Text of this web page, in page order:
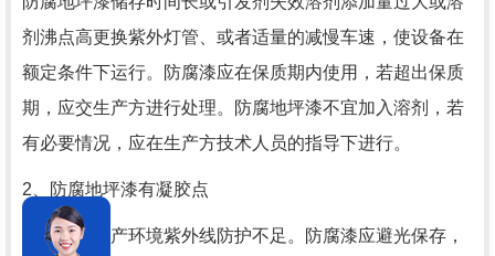
剂沸点高更换紫外灯管、或者适量的减慢车速，使设备在
额定条件下运行。防腐漆应在保质期内使用，若超出保质
期，应交生产方进行处理。防腐地坪漆不宜加入溶剂，若
有必要情况，应在生产方技术人员的指导下进行。
2、防腐地坪漆有凝胶点
储存不当生产环境紫外线防护不足。防腐漆应避光保存，